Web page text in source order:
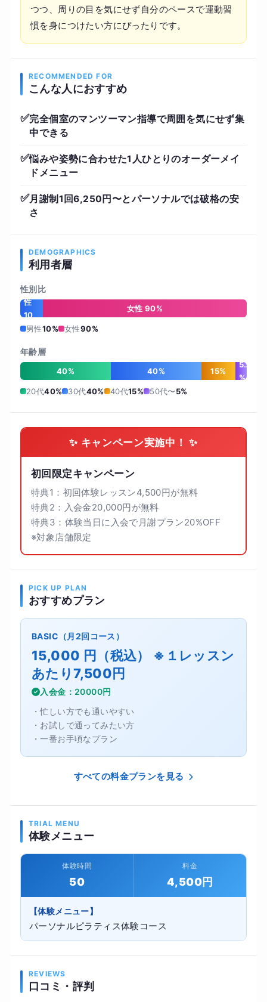
つつ、周りの目を気にせず自分のペースで運動習
慣を身につけたい方にぴったりです。
RECOMMENDED FOR
こんな人におすすめ
✅完全個室のマンツーマン指導で周囲を気にせず集
中できる
✅悩みや姿勢に合わせた1人ひとりのオーダーメイ
ドメニュー
✅月謝制1回6,250円〜とパーソナルでは破格の安
さ
DEMOGRAPHICS
利用者層
性別比
男
性
10
%
女性 90%
男性10% 女性90%
年齢層
40% 40% 15%
5
%
20代40% 30代40% 40代15% 50代〜5%
✨ キャンペーン実施中！ ✨
初回限定キャンペーン
特典1：初回体験レッスン4,500円が無料
特典2：入会金20,000円が無料
特典3：体験当日に入会で月謝プラン20%OFF
※対象店舗限定
PICK UP PLAN
おすすめプラン
BASIC（月2回コース）
15,000 円（税込） ※１レッスン
あたり7,500円
入会金：20000円
・忙しい方でも通いやすい
・お試しで通ってみたい方
・一番お手頃なプラン
すべての料金プランを見る
TRIAL MENU
体験メニュー
体験時間
50
料金
4,500円
【体験メニュー】
パーソナルピラティス体験コース
REVIEWS
口コミ・評判